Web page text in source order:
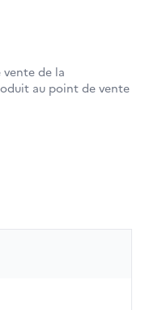
de la
au point de vente